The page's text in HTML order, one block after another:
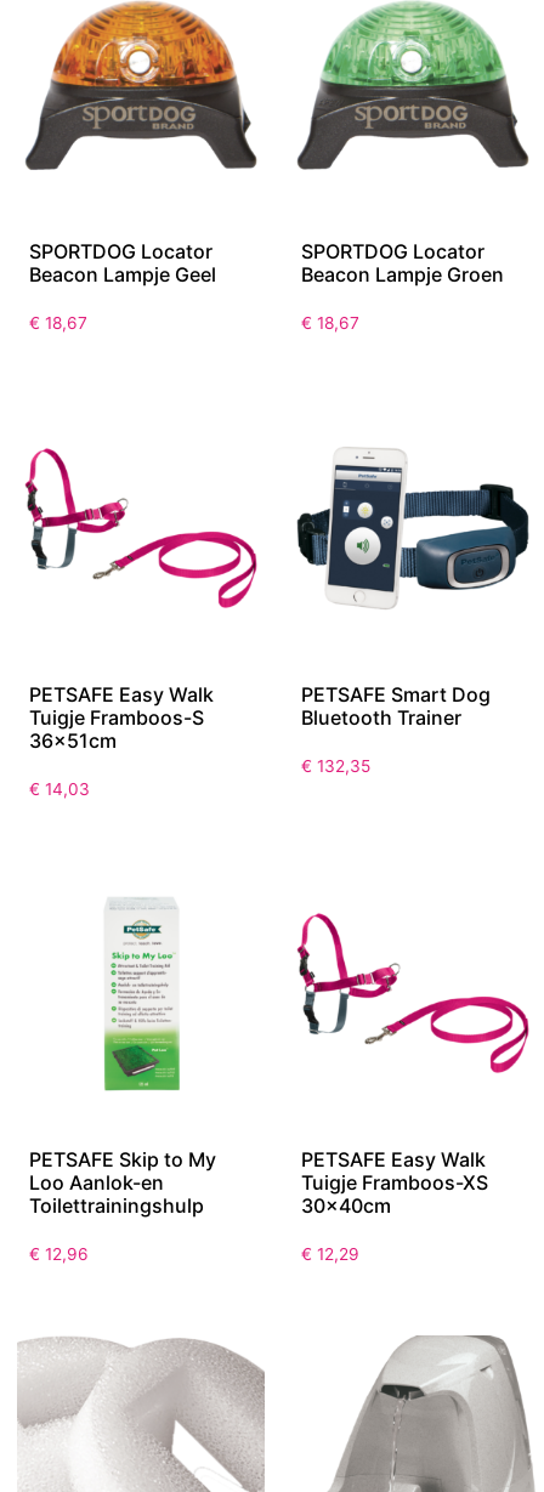
SPORTDOG Locator
Beacon Lampje Geel
€ 18,67
SPORTDOG Locator
Beacon Lampje Groen
€ 18,67
PETSAFE Easy Walk
Tuigje Framboos-S
36x51cm
€ 14,03
PETSAFE Smart Dog
Bluetooth Trainer
€ 132,35
PETSAFE Skip to My
Loo Aanlok-en
Toilettrainingshulp
€ 12,96
PETSAFE Easy Walk
Tuigje Framboos-XS
30x40cm
€ 12,29